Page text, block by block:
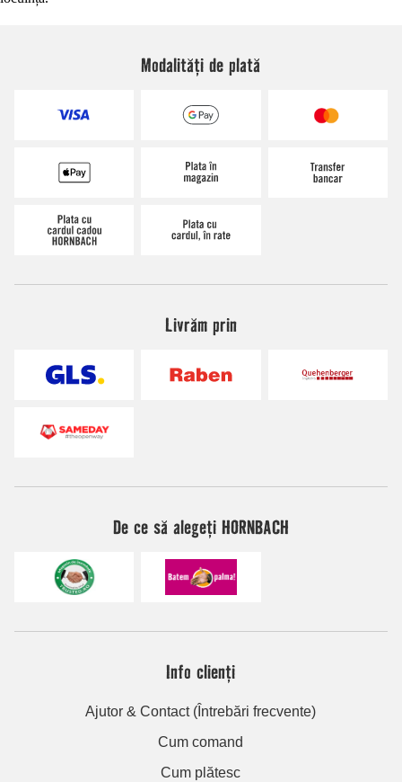
Modalități de plată
Livrăm prin
De ce să alegeți HORNBACH
Info clienți
Ajutor & Contact (Întrebări frecvente)
Cum comand
Cum plătesc